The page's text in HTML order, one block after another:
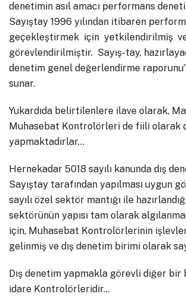
denetimin asıl amacı performans
Sayıştay 1996 yılından itibaren
geçekleştirmek için yetkilendirilmiş
görevlendirilmiştir. Sayış-tay,
denetim genel değerlendirme
sunar.
Yukardıda belirtilenlere ilave olarak,
Muhasebat Kontrolörleri de fiili olarak
yapmaktadırlar…
Hernekadar 5018 sayılı kanunda dış
Sayıştay tarafından yapılması uygun
sayılı özel sektör mantığı ile
sektörünün yapısı tam olarak
için, Muhasebat Kontrolörlerinin
gelinmiş ve dış denetim birimi olarak
Dış denetim yapmakla görevli diğer
idare Kontrolörleridir…